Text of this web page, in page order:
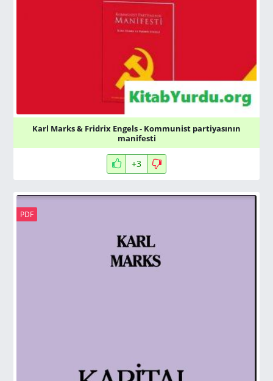
Karl Marks & Fridrix Engels - Kommunist partiyasının
manifesti
+3
PDF